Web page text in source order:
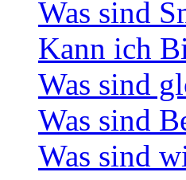
Was sind
Kann ich
Was sind
Was sind
Was sind